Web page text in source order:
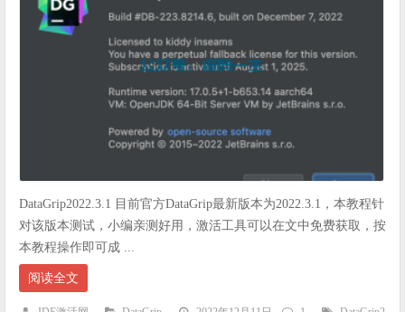
DataGrip2022.3.1 目前官方DataGrip最新版本为2022.3.1，本教程针
对该版本测试，小编亲测好用，激活工具可以在文中免费获取，按
本教程操作即可成 ...
阅读全文